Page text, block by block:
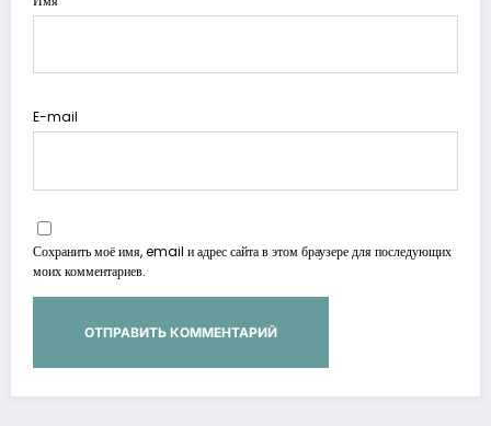
E-mail
Сохранить моё имя, email и адрес сайта в этом браузере для последующих
моих комментариев.